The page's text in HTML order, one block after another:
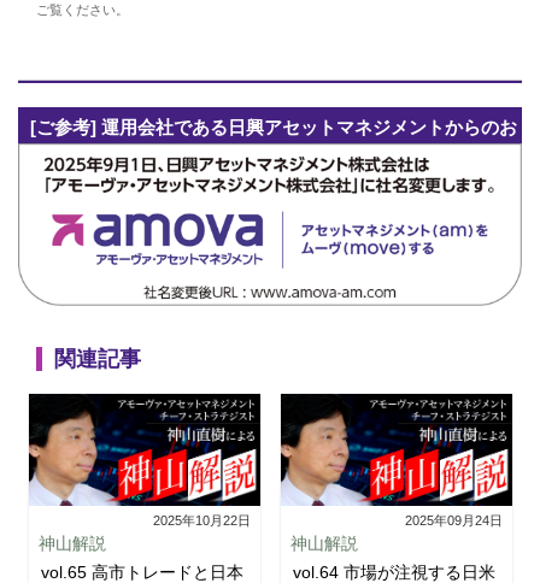
ご覧ください。
[ご参考] 運用会社である日興アセットマネジメントからのお
知らせ
関連記事
2025年10月22日
神山解説
vol.65 高市トレードと日本
2025年09月24日
神山解説
vol.64 市場が注視する日米